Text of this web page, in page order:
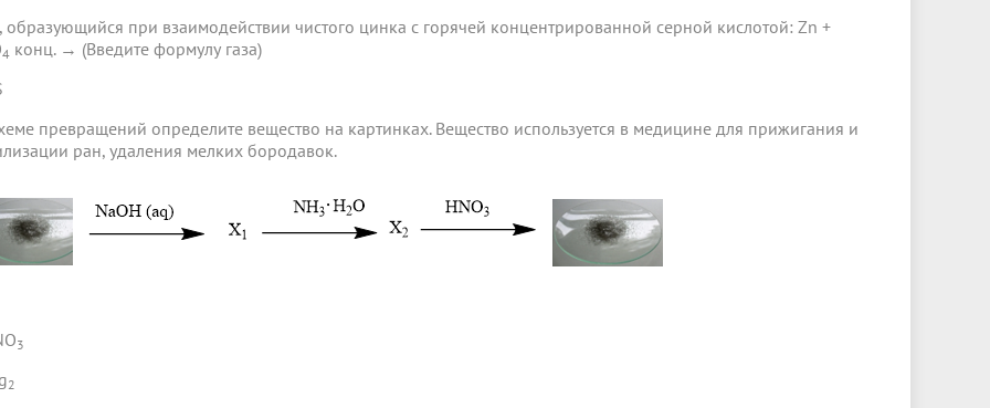
образующийся при взаимодействии чистого цинка с горячей концентрированной серной кислотой: Zn +
4 конц. → (Введите формулу газа)
превращений определите вещество на картинках. Вещество используется в медицине для прижигания и
ран, удаления мелких бородавок.
3
2